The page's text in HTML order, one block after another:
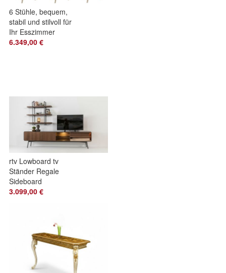
6 Stühle, bequem,
stabil und stilvoll für
Ihr Esszimmer
6.349,00 €
rtv Lowboard tv
Ständer Regale
Sideboard
Wohnzimmer Holz
3.099,00 €